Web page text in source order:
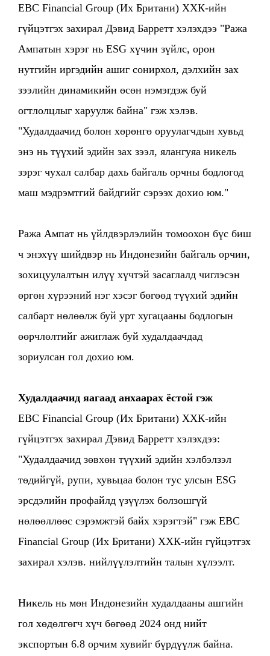
EBC Financial Group (Их Британи) ХХК-ийн
гүйцэтгэх захирал Дэвид Барретт хэлэхдээ "Ража
Ампатын хэрэг нь ESG хүчин зүйлс, орон
нутгийн иргэдийн ашиг сонирхол, дэлхийн зах
зээлийн динамикийн өсөн нэмэгдэж буй
огтлолцлыг харуулж байна" гэж хэлэв.
"Худалдаачид болон хөрөнгө оруулагчдын хувьд
энэ нь түүхий эдийн зах зээл, ялангуяа никель
зэрэг чухал салбар дахь байгаль орчны бодлогод
маш мэдрэмтгий байдгийг сэрээх дохио юм."
Ража Ампат нь үйлдвэрлэлийн томоохон бүс биш
ч энэхүү шийдвэр нь Индонезийн байгаль орчин,
зохицуулалтын илүү хүчтэй засаглалд чиглэсэн
өргөн хүрээний нэг хэсэг бөгөөд түүхий эдийн
салбарт нөлөөлж буй урт хугацааны бодлогын
өөрчлөлтийг ажиглаж буй худалдаачдад
зориулсан гол дохио юм.
Худалдаачид яагаад анхаарах ёстой гэж
EBC Financial Group (Их Британи) ХХК-ийн
гүйцэтгэх захирал Дэвид Барретт хэлэхдээ:
"Худалдаачид зөвхөн түүхий эдийн хэлбэлзэл
төдийгүй, рупи, хувьцаа болон тус улсын ESG
эрсдэлийн профайлд үзүүлэх болзошгүй
нөлөөллөөс сэрэмжтэй байх хэрэгтэй" гэж EBC
Financial Group (Их Британи) ХХК-ийн гүйцэтгэх
захирал хэлэв. нийлүүлэлтийн талын хүлээлт.
Никель нь мөн Индонезийн худалдааны ашгийн
гол хөдөлгөгч хүч бөгөөд 2024 онд нийт
экспортын 6.8 орчим хувийг бүрдүүлж байна.